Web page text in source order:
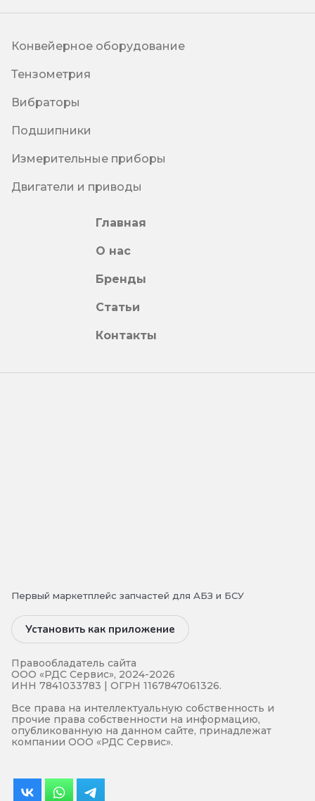
Конвейерное оборудование
Тензометрия
Вибраторы
Подшипники
Измерительные приборы
Двигатели и приводы
Главная
О нас
Бренды
Статьи
Контакты
Первый маркетплейс запчастей для АБЗ и БСУ
Установить как приложение
Правообладатель сайта
ООО «РДС Сервис», 2024-2026
ИНН 7841033783 | ОГРН 1167847061326.
Все права на интеллектуальную собственность и
прочие права собственности на информацию,
опубликованную на данном сайте, принадлежат
компании ООО «РДС Сервис».